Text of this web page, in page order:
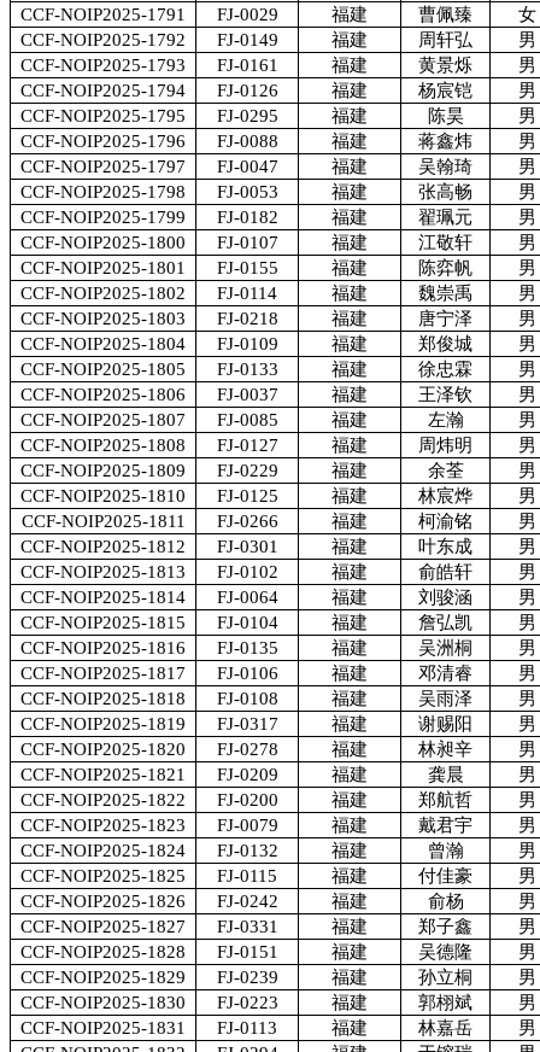
CCF-NOIP2025-1791
FJ-0029 福建 曹佩臻
女
CCF-NOIP2025-1792
FJ-0149 福建 周轩弘
男
CCF-NOIP2025-1793
FJ-0161 福建 黄景烁
男
CCF-NOIP2025-1794
FJ-0126 福建 杨宸铠
男
CCF-NOIP2025-1795
FJ-0295 福建 陈昊
男
CCF-NOIP2025-1796
FJ-0088 福建 蒋鑫炜
男
CCF-NOIP2025-1797
FJ-0047 福建 吴翰琦
男
CCF-NOIP2025-1798
FJ-0053 福建 张高畅
男
CCF-NOIP2025-1799
FJ-0182 福建 翟珮元
男
CCF-NOIP2025-1800
FJ-0107 福建 江敬轩
男
CCF-NOIP2025-1801
FJ-0155 福建 陈弈帆
男
CCF-NOIP2025-1802
FJ-0114 福建 魏崇禹
男
CCF-NOIP2025-1803
FJ-0218 福建 唐宁泽
男
CCF-NOIP2025-1804
FJ-0109 福建 郑俊城
男
CCF-NOIP2025-1805
FJ-0133 福建 徐忠霖
男
CCF-NOIP2025-1806
FJ-0037 福建 王泽钦
男
CCF-NOIP2025-1807
FJ-0085 福建 左瀚
男
CCF-NOIP2025-1808
FJ-0127 福建 周炜明
男
CCF-NOIP2025-1809
FJ-0229 福建 余荃
男
CCF-NOIP2025-1810
FJ-0125 福建 林宸烨
男
CCF-NOIP2025-1811
FJ-0266 福建 柯渝铭
男
CCF-NOIP2025-1812
FJ-0301 福建 叶东成
男
CCF-NOIP2025-1813
FJ-0102 福建 俞皓轩
男
CCF-NOIP2025-1814
FJ-0064 福建 刘骏涵
男
CCF-NOIP2025-1815
FJ-0104 福建 詹弘凯
男
CCF-NOIP2025-1816
FJ-0135 福建 吴洲桐
男
CCF-NOIP2025-1817
FJ-0106 福建 邓清睿
男
CCF-NOIP2025-1818
FJ-0108 福建 吴雨泽
男
CCF-NOIP2025-1819
FJ-0317 福建 谢赐阳
男
CCF-NOIP2025-1820
FJ-0278 福建 林昶辛
男
CCF-NOIP2025-1821
FJ-0209 福建 龚晨
男
CCF-NOIP2025-1822
FJ-0200 福建 郑航哲
男
CCF-NOIP2025-1823
FJ-0079 福建 戴君宇
男
CCF-NOIP2025-1824
FJ-0132 福建 曾瀚
男
CCF-NOIP2025-1825
FJ-0115 福建 付佳豪
男
CCF-NOIP2025-1826
FJ-0242 福建 俞杨
男
CCF-NOIP2025-1827
FJ-0331 福建 郑子鑫
男
CCF-NOIP2025-1828
FJ-0151 福建 吴德隆
男
CCF-NOIP2025-1829
FJ-0239 福建 孙立桐
男
CCF-NOIP2025-1830
FJ-0223 福建 郭栩斌
男
CCF-NOIP2025-1831
FJ-0113 福建 林嘉岳
男